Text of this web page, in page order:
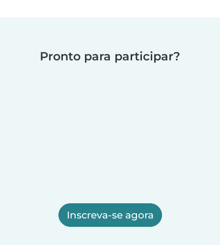
Pronto para participar?
Inscreva-se agora